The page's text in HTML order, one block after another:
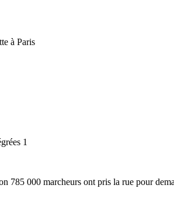
à Paris
785 000 marcheurs ont pris la rue pour